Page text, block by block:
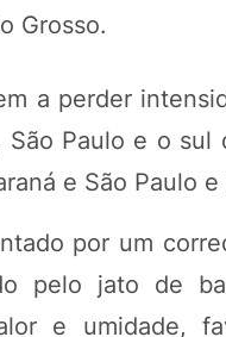
Grosso.
a perder
Paulo e o sul
e São Paulo
por um
pelo jato de
e umidade,